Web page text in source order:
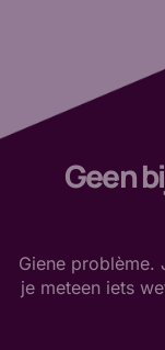
Geen
Giene problème.
je meteen iets